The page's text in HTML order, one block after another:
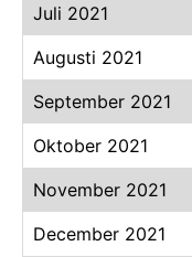
Juli 2021
Augusti 2021
September 2021
Oktober 2021
November 2021
December 2021